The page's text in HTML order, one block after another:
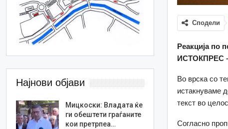
Сподели
Реакција по
ИСТОКПРЕС
Во врска со
истакнуваме
текст во
Согласно
Најнови објави
Мицкоски: Владата ќе
ги обештети граѓаните
кои претрпеа…